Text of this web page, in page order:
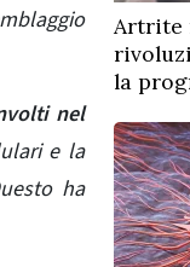
nel
e la
ha
Artrite
la